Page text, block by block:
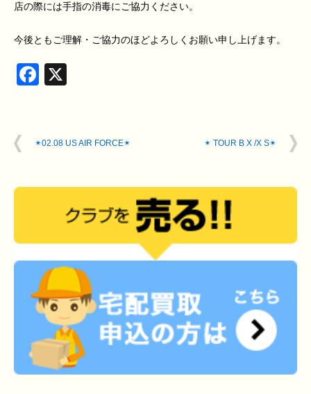
店の際には手指の消毒にご協力ください。
今後ともご理解・ご協力のほどよろしくお願い申し上げます。
Facebook
✴︎02.08 US AIR FORCE✴︎ ✴︎ TOUR B X /X S✴︎